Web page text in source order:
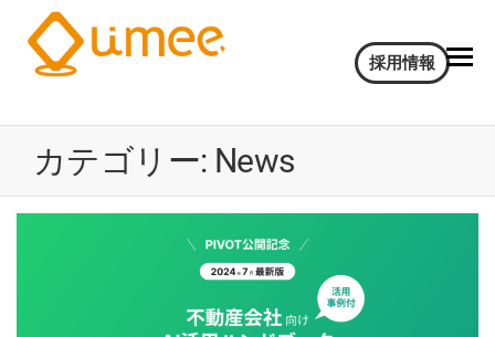
Technologies
株式会社
ン
サ
イ
ト
電
気
信
採用情報
カテゴリー: News